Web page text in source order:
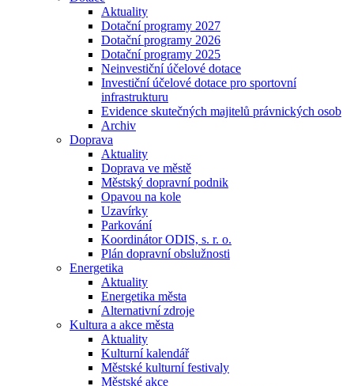
Aktuality
Dotační programy 2027
Dotační programy 2026
Dotační programy 2025
Neinvestiční účelové dotace
Investiční účelové dotace pro sportovní
infrastrukturu
Evidence skutečných majitelů právnických osob
Archiv
Doprava
Aktuality
Doprava ve městě
Městský dopravní podnik
Opavou na kole
Uzavírky
Parkování
Koordinátor ODIS, s. r. o.
Plán dopravní obslužnosti
Energetika
Aktuality
Energetika města
Alternativní zdroje
Kultura a akce města
Aktuality
Kulturní kalendář
Městské kulturní festivaly
Městské akce